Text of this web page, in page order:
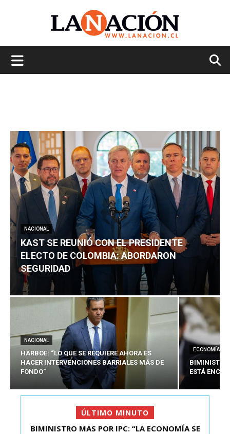
NACIONAL
KAST SE REUNIÓ CON EL PRESIDENTE
ELECTO DE COLOMBIA: ABORDARON
SEGURIDAD
NACIONAL
HARBOE: “LO QUE SE REQUIERE AHORA ES
HACER INTERVENCIONES BARRIALES MÁS DE
FONDO”
ECONOMÍA
BIMINISTRO
ESTÁ
ÚLTIMO MINUTO
KAST SE REUNIÓ CON EL PRESIDENTE ELECTO DE
BIMINISTRO MAS POR IPC: “LA ECONOMÍA SE